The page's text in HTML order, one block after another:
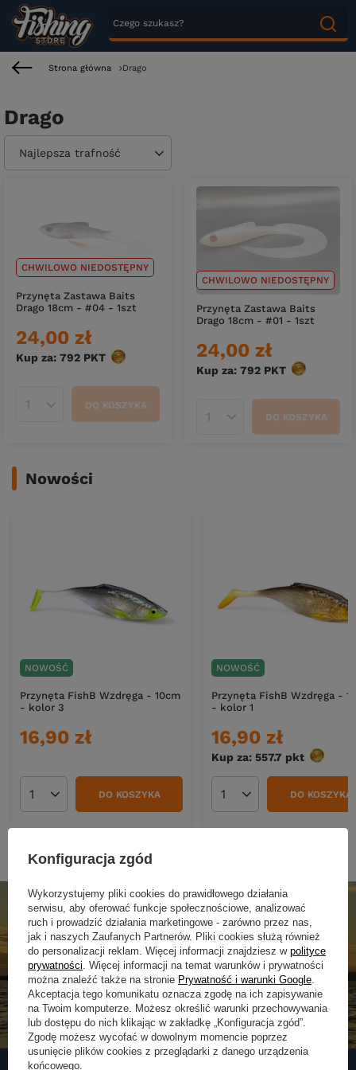
Strona główna Drago
Drago
Zmień sortowanie
Najlepsza trafność
CHWILOWO NIEDOSTĘPNY
Przynęta Zastawa Baits
Drago 18cm - #04 - 1szt
24,00 zł
Kup za: 792 PKT punktów
Ilość produktówDO KOSZYKA
CHWILOWO NIEDOSTĘPNY
Przynęta Zastawa Baits
Drago 18cm - #01 - 1szt
24,00 zł
Kup za: 792 PKT punktów
Ilość produktówDO KOSZYKA
Nowości
NOWOŚĆ
Przynęta FishB Wzdręga - 10cm
- kolor 3
16,90 zł
Ilość produktówDO KOSZYKA
NOWOŚĆ
Przynęta FishB Wzdręga -
- kolor 1
16,90 zł
Kup za: 557.7 pkt punktów
Ilość produktówDO KOSZYKA
Konfiguracja zgód
Wykorzystujemy pliki cookies do prawidłowego działania
serwisu, aby oferować funkcje społecznościowe, analizować
ruch i prowadzić działania marketingowe - zarówno przez nas,
jak i naszych Zaufanych Partnerów. Pliki cookies służą również
do personalizacji reklam. Więcej informacji znajdziesz w polityce
prywatności . Więcej informacji na temat warunków i prywatności
można znaleźć także na stronie Prywatność i warunki Google
Akceptacja tego komunikatu oznacza zgodę na ich zapisywanie
na Twoim komputerze. Możesz określić warunki przechowywania
lub dostępu do nich klikając w zakładkę „Konfiguracja zgód”.
Zgodę możesz wycofać w dowolnym momencie poprzez
usunięcie plików cookies z przeglądarki z danego urządzenia
końcowego.